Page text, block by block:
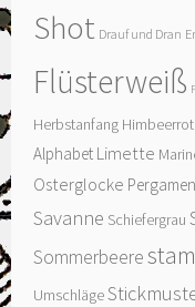
Shot Drauf und Dran
Flüsterweiß
Herbstanfang Himbeerrot
Alphabet Limette
Osterglocke
Savanne Schiefergrau
Sommerbeere
Umschläge